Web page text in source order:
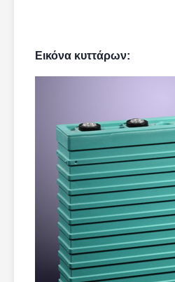
Εικόνα κυττάρων: